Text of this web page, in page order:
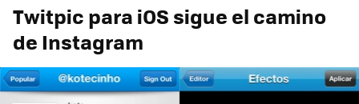
Twitpic para iOS sigue el camino
de Instagram